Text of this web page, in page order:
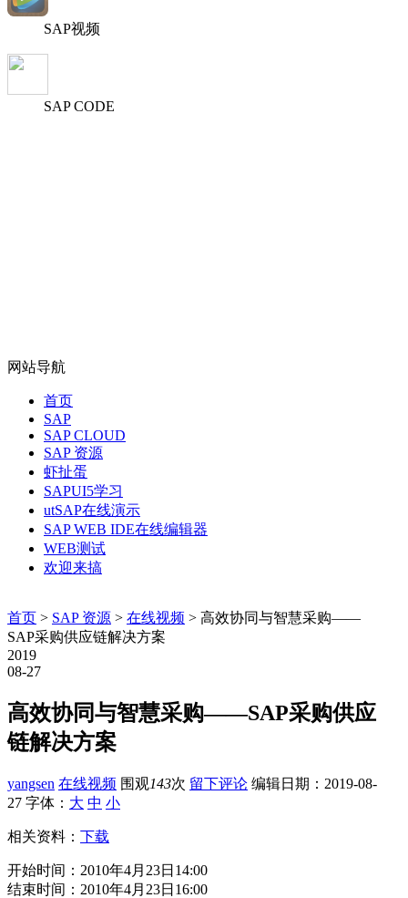
SAP视频
SAP CODE
网站导航
首页
SAP
SAP CLOUD
SAP 资源
虾扯蛋
SAPUI5学习
utSAP在线演示
SAP WEB IDE在线编辑器
WEB测试
欢迎来搞
首页 > SAP 资源 > 在线视频 > 高效协同与智慧采购——
SAP采购供应链解决方案
2019
08-27
高效协同与智慧采购——SAP采购供应
链解决方案
yangsen 在线视频 围观143次 留下评论 编辑日期： 2019-08-
27 字体： 大 中 小
相关资料： 下载
开始时间：2010年4月23日14:00
结束时间：2010年4月23日16:00